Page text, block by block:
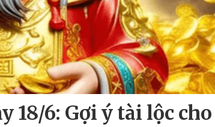
18/6: Gợi ý tài lộc cho